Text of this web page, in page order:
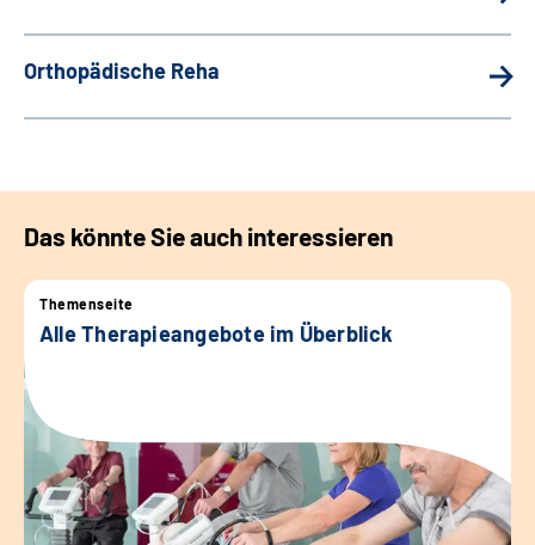
Orthopädische Reha
Das könnte Sie auch interessieren
Themenseite
Alle Therapieangebote im Überblick